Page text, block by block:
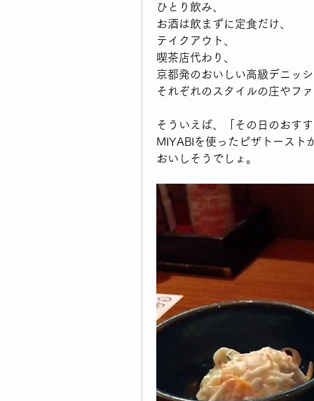
ひとり飲み、
お酒は飲まずに定食だけ、
テイクアウト、
喫茶店代わり、
京都発のおいしい高級デニッ
それぞれのスタイルの庄やフ
そういえば、「その日のおす
MIYABIを使ったピザトースト
おいしそうでしょ。